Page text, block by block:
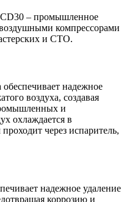
– промышленное
компрессорами
и СТО.
надежное
воздуха, создавая
и
охлаждается в
через испаритель,
надежное удаление
коррозию и